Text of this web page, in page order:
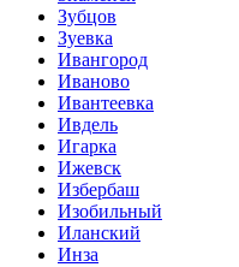
Зубцов
Зуевка
Ивангород
Иваново
Ивантеевка
Ивдель
Игарка
Ижевск
Избербаш
Изобильный
Иланский
Инза